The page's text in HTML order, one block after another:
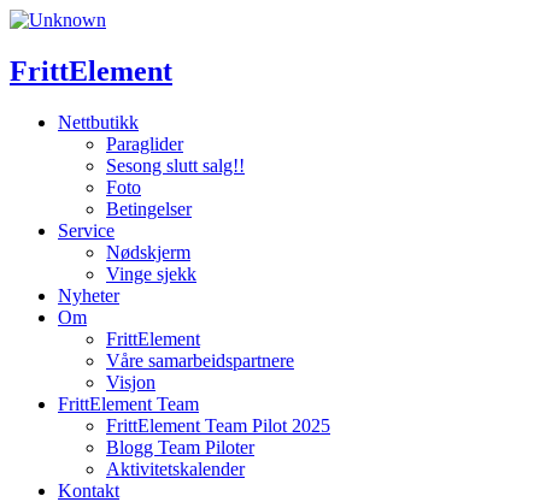
Skip
content
FrittElement
Nettbutikk
Paraglider
Sesong slutt salg!!
Foto
Betingelser
Service
Nødskjerm
Vinge sjekk
Nyheter
Om
FrittElement
Våre samarbeidspartnere
Visjon
FrittElement Team
FrittElement Team Pilot 2025
Blogg Team Piloter
Aktivitetskalender
Kontakt